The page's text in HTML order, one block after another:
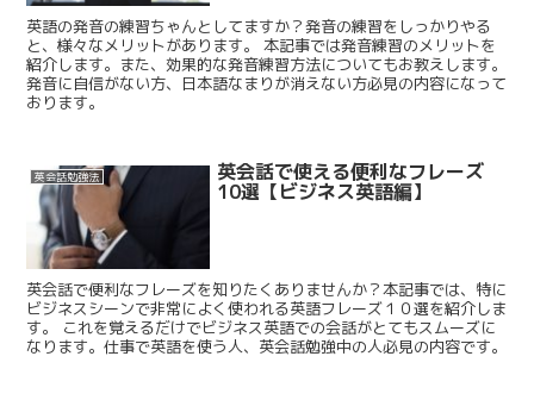
英語の発音の練習ちゃんとしてますか？発音の練習をしっかりやる
と、様々なメリットがあります。 本記事では発音練習のメリットを
紹介します。また、効果的な発音練習方法についてもお教えします。
発音に自信がない方、日本語なまりが消えない方必見の内容になって
おります。
英会話勉強法 英会話で使える便利なフレーズ
10選【ビジネス英語編】
英会話で便利なフレーズを知りたくありませんか？本記事では、特に
ビジネスシーンで非常によく使われる英語フレーズ１０選を紹介しま
す。 これを覚えるだけでビジネス英語での会話がとてもスムーズに
なります。仕事で英語を使う人、英会話勉強中の人必見の内容です。